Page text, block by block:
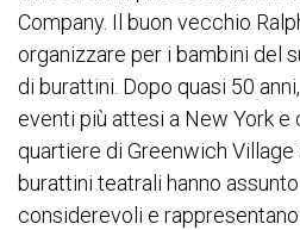
Company. Il buon vecchio
organizzare per i bambini del
di burattini. Dopo quasi 50
eventi più attesi a New York e
quartiere di Greenwich
burattini teatrali hanno
considerevoli e